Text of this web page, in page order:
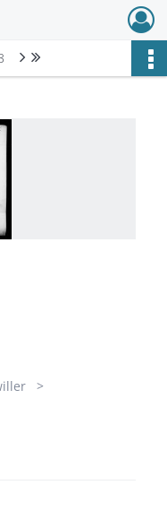
Page suivante : 1/3